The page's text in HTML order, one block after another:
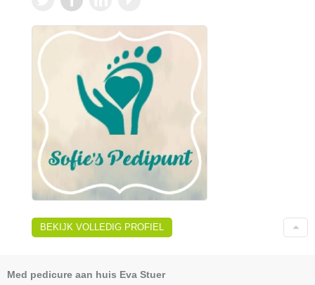
BEKIJK VOLLEDIG PROFIEL
Med pedicure aan huis Eva Stuer